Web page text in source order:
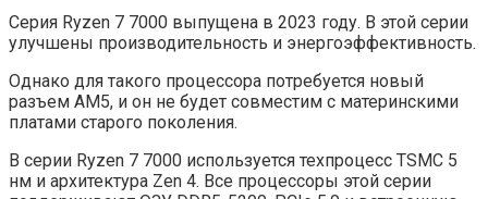
Серия Ryzen 7 7000 выпущена в 2023 году. В этой серии
улучшены производительность и энергоэффективность.
Однако для такого процессора потребуется новый
разъем AM5, и он не будет совместим с материнскими
платами старого поколения.
В серии Ryzen 7 7000 используется техпроцесс TSMC 5
нм и архитектура Zen 4. Все процессоры этой серии